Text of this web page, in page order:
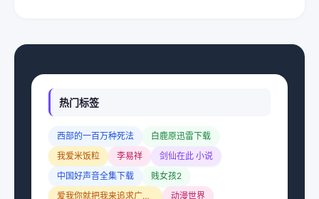
热门标签
西部的一百万种死法
白鹿原迅雷下载
我爱米饭粒
李易祥
剑仙在此 小说
中国好声音全集下载
贱女孩2
爱我你就把我来追求广场舞
动漫世界